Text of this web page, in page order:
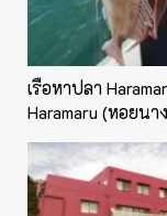
เรือหาปลา
Haramaru (หอยนา